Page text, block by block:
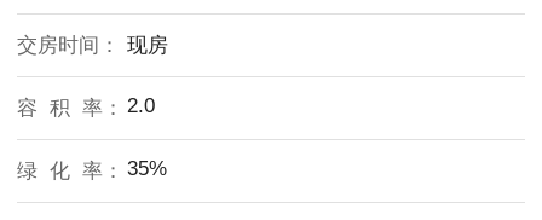
交房时间： 现房
容 积 率： 2.0
绿 化 率： 35%